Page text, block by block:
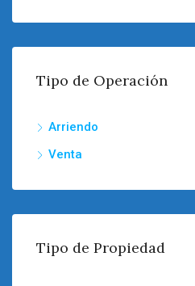
Tipo de Operación
Arriendo
Venta
Tipo de Propiedad